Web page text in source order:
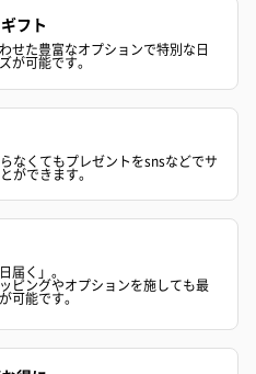
フト
せた豊富なオプションで特別な日
が可能です。
なくてもプレゼントをsnsなどでサ
ができます。
届く」。
ピングやオプションを施しても最
可能です。